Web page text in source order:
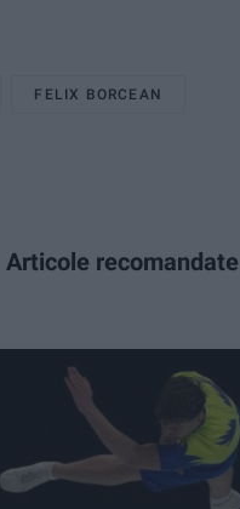
FELIX BORCEAN
Articole recomandate